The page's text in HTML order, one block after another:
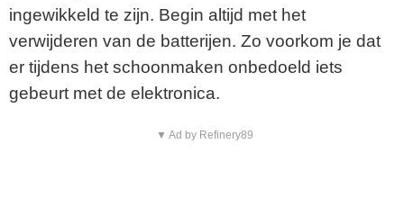
ingewikkeld te zijn. Begin altijd met het
verwijderen van de batterijen. Zo voorkom je dat
er tijdens het schoonmaken onbedoeld iets
gebeurt met de elektronica.
▼ Ad by Refinery89